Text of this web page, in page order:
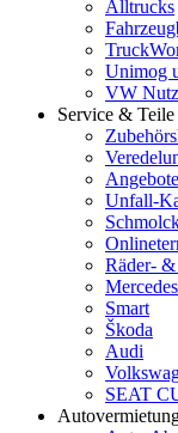
Alltrucks
Unimog
VW
Service & Teile
Angebote
Unfall-
Räder-
Smart
Škoda
Audi
SEAT